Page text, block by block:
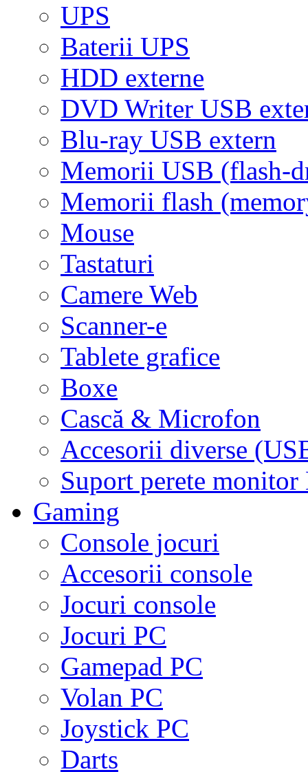
UPS
Baterii UPS
HDD externe
DVD Writer USB
Blu-ray USB extern
Memorii USB (flash-
Memorii flash
Mouse
Tastaturi
Camere Web
Scanner-e
Tablete grafice
Boxe
Cască & Microfon
Accesorii diverse
Suport perete
Gaming
Console jocuri
Accesorii console
Jocuri console
Jocuri PC
Gamepad PC
Volan PC
Joystick PC
Darts